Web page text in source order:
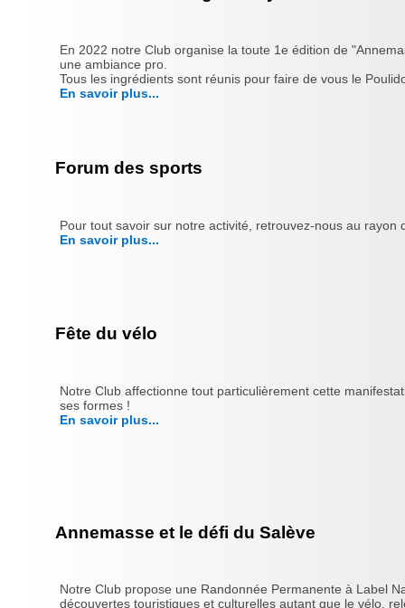
En 2022 notre Club organise la toute 1e édition de
une ambiance pro.
Tous les ingrédients sont réunis pour faire de vous le
En savoir plus...
Forum des sports
Pour tout savoir sur notre activité, retrouvez-nous au
En savoir plus...
Fête du vélo
Notre Club affectionne tout particulièrement cette
ses formes !
En savoir plus...
Annemasse et le défi du Salève
Notre Club propose une Randonnée Permanente à Label
découvertes touristiques et culturelles autant que le vélo,